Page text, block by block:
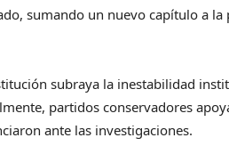
sumando un nuevo capítulo a
subraya la inestabilidad
partidos conservadores
ante las investigaciones.